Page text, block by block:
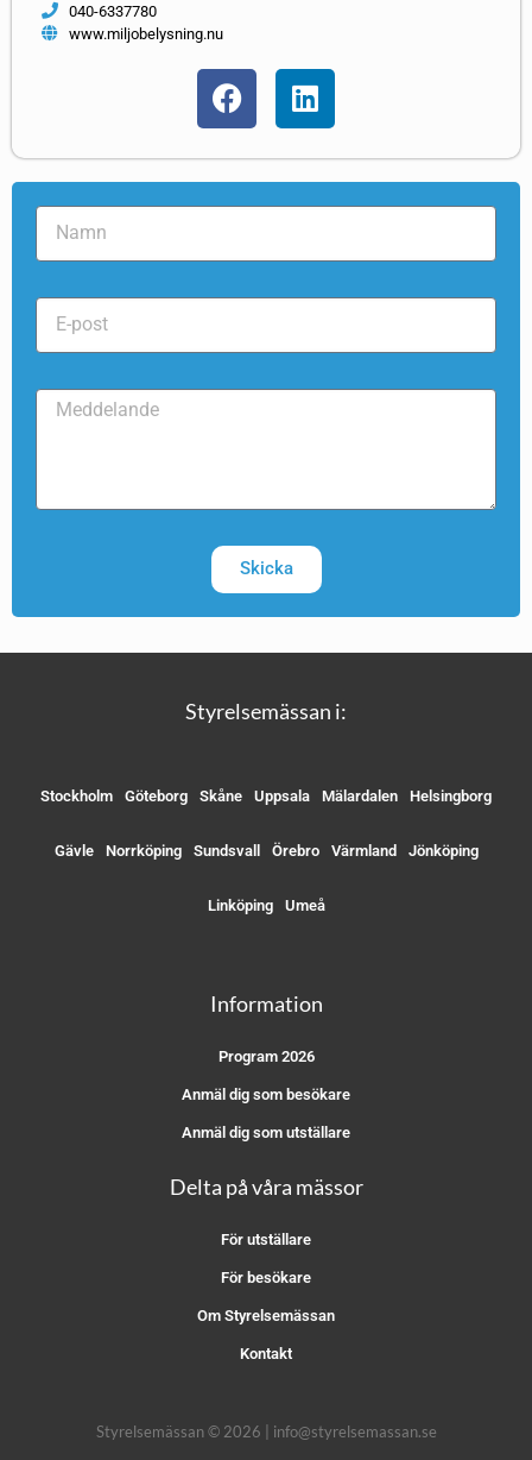
040-6337780
www.miljobelysning.nu
Skicka
Styrelsemässan i:
Stockholm Göteborg Skåne Uppsala Mälardalen Helsingborg
Gävle Norrköping Sundsvall Örebro Värmland Jönköping
Linköping Umeå
Information
Program 2026
Anmäl dig som besökare
Anmäl dig som utställare
Delta på våra mässor
För utställare
För besökare
Om Styrelsemässan
Kontakt
Styrelsemässan © 2026 | info@styrelsemassan.se